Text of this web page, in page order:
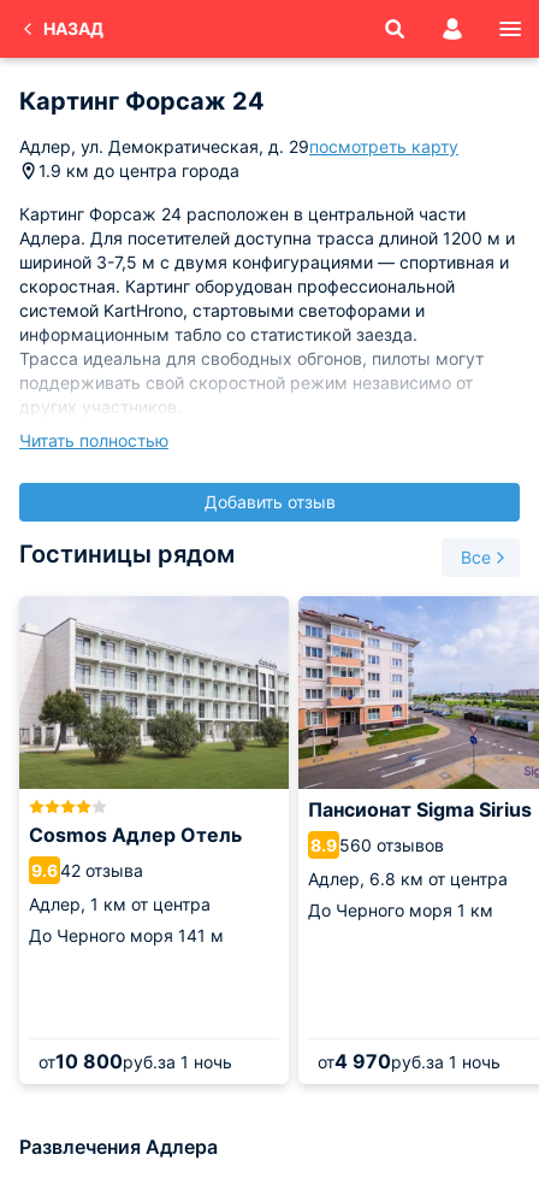
НАЗАД
Картинг Форсаж 24
Адлер, ул. Демократическая, д. 29посмотреть карту
1.9 км до центра города
Картинг Форсаж 24 расположен в центральной части
Адлера. Для посетителей доступна трасса длиной 1200 м и
шириной 3-7,5 м с двумя конфигурациями — спортивная и
скоростная. Картинг оборудован профессиональной
системой KartHrono, стартовыми светофорами и
информационным табло со статистикой заезда.
Трасса идеальна для свободных обгонов, пилоты могут
поддерживать свой скоростной режим независимо от
других участников.
Безопасность обеспечивают опытные инструкторы и
дополнительная экипировка. Для удобства посетителей
предоставляется комфортная зона отдыха, где вы можете
провести праздник или корпоративное мероприятие. За
счет климат контроля, в помещении картинга всегда
Режим работы: ежедневно с 10:00 до 23:00.
Читать полностью
Добавить отзыв
Гостиницы рядом Все
Cosmos Адлер Отель
9.642 отзыва
Адлер, 1 км от центра
До Черного моря 141 м
от10 800руб.за 1 ночь
Пансионат Sigma Sirius
8.9560 отзывов
Адлер, 6.8 км от центра
До Черного моря 1 км
от4 970руб.за 1 ночь
Развлечения Адлера